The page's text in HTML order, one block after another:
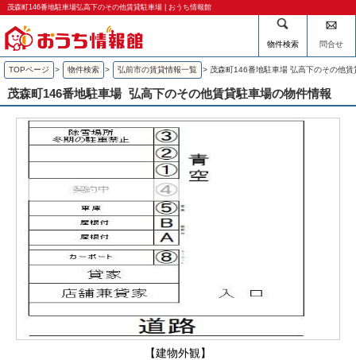
茂森町146番地駐車場弘高下のその他賃貸駐車場 | おうち情報館
物件検索 問合せ
TOPページ > 物件検索 > 弘前市の賃貸情報一覧 > 茂森町146番地駐車場 弘高下のその他賃
茂森町146番地駐車場 弘高下のその他賃貸駐車場の物件情報
【建物外観】